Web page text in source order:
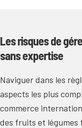
Les risques de
sans expertise
Naviguer dans les
aspects les plus
commerce
des fruits et légumes